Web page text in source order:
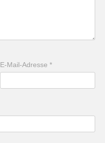
E-Mail-Adresse*